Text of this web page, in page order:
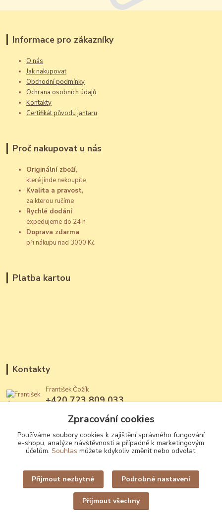
Informace pro zákazníky
O nás
Jak nakupovat
Obchodní podmínky
Ochrana osobních údajů
Kontakty
Certifikát původu jantaru
Proč nakupovat u nás
Originální zboží,
které jinde nekoupíte
Kvalita a pravost,
za kterou ručíme
Rychlé dodání
expedujeme do 24 h
Doprava zdarma
při nákupu nad 3000 Kč
Platba kartou
Kontakty
František Čožík
+420 723 809 033
Upravit sběr cookies.
Zpracování cookies
Používáme soubory cookies k zajištění správného fungování
e-shopu, analýze návštěvnosti a případně k marketingovým
účelům. Souhlas můžete kdykoliv změnit nebo odvolat.
Přijmout nezbytné Podrobné nastavení
Přijmout všechny